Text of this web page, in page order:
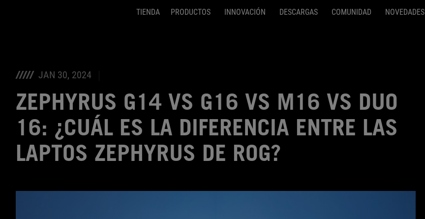
TIENDA PRODUCTOS INNOVACIÓN DESCARGAS COMUNIDAD NOVEDADES
JAN 30, 2024
ZEPHYRUS G14 VS G16 VS M16 VS DUO
16: ¿CUÁL ES LA DIFERENCIA ENTRE LAS
LAPTOS ZEPHYRUS DE ROG?